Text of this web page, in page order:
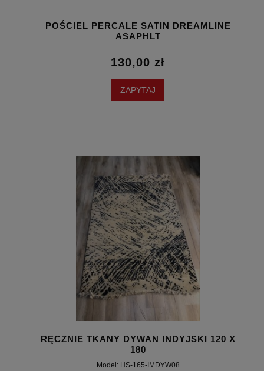
POŚCIEL PERCALE SATIN DREAMLINE
ASAPHLT
130,00 zł
ZAPYTAJ
RĘCZNIE TKANY DYWAN INDYJSKI 120 X
180
Model: HS-165-IMDYW08